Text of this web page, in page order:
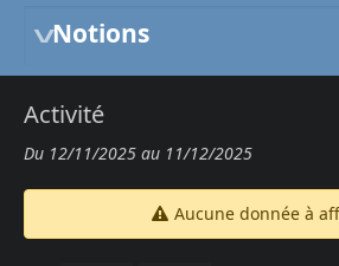
Notions
Activité
Du 12/11/2025 au 11/12/2025
Aucune donnée à